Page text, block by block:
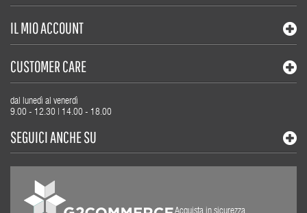
IL MIO ACCOUNT
CUSTOMER CARE
dal lunedì al venerdì
9.00 - 12.30 | 14.00 - 18.00
SEGUICI ANCHE SU